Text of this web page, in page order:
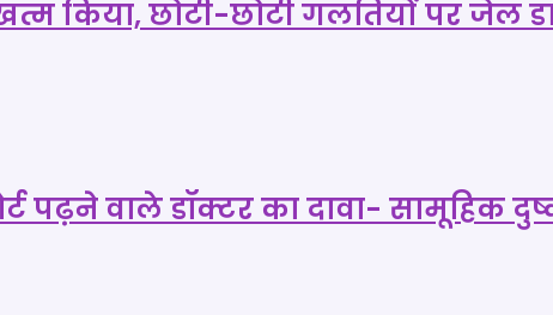
किया, छोटी-छोटी गलतियों पर जेल
वाले डॉक्टर का दावा- सामूहिक